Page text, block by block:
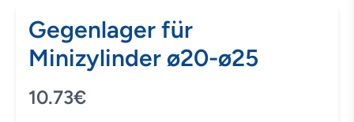
Gegenlager für
Minizylinder ø20-ø25
10.73€